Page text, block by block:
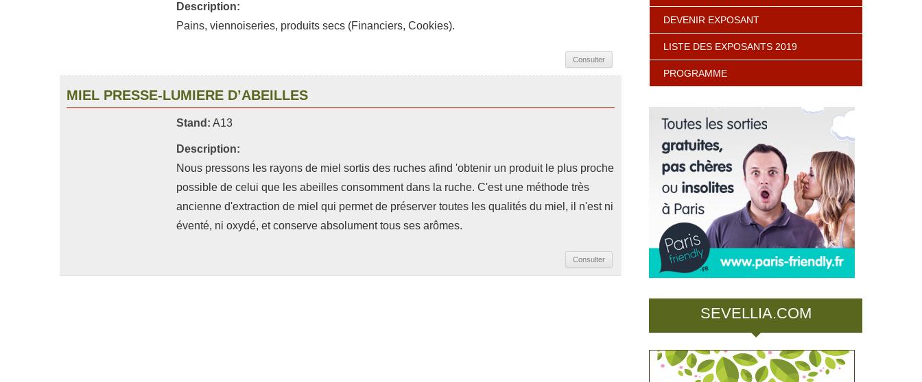
Description:
Pains, viennoiseries, produits secs (Financiers, Cookies).
Consulter
MIEL PRESSE-LUMIERE D’ABEILLES
Stand: A13
Description:
Nous pressons les rayons de miel sortis des ruches afind 'obtenir un produit le plus proche
possible de celui que les abeilles consomment dans la ruche. C'est une méthode très
ancienne d'extraction de miel qui permet de préserver toutes les qualités du miel, il n'est ni
éventé, ni oxydé, et conserve absolument tous ses arômes.
Consulter
DEVENIR EXPOSANT
LISTE DES EXPOSANTS 2019
PROGRAMME
SEVELLIA.COM